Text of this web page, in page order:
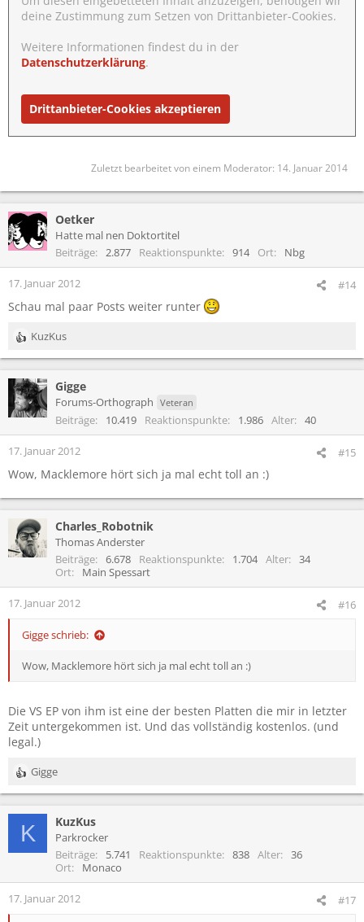
deine Zustimmung zum Setzen von Drittanbieter-Cookies.
Weitere Informationen findest du in der
Datenschutzerklärung.
Drittanbieter-Cookies akzeptieren
Zuletzt bearbeitet von einem Moderator: 14. Januar 2014
Oetker
Hatte mal nen Doktortitel
Beiträge
2.877 Reaktionspunkte 914 Ort Nbg
17. Januar 2012 #14
Schau mal paar Posts weiter runter
R
e
k
t
i
n
e
n
KuzKus
Gigge
Forums-Orthograph Veteran
Beiträge 10.419 Reaktionspunkte 1.986 Alter 40
17. Januar 2012 #15
Wow, Macklemore hört sich ja mal echt toll an :)
Charles_Robotnik
Thomas Anderster
Beiträge
6.678 Reaktionspunkte 1.704 Alter
34
Ort
Main Spessart
17. Januar 2012 #16
Gigge schrieb:
Wow, Macklemore hört sich ja mal echt toll an :)
Die VS EP von ihm ist eine der besten Platten die mir in letzter
Zeit untergekommen ist. Und das vollständig kostenlos. (und
legal.)
R
e
i
n
e
Gigge
K KuzKus
Parkrocker
Beiträge
5.741 Reaktionspunkte 838 Alter
36
Ort
Monaco
17. Januar 2012 #17